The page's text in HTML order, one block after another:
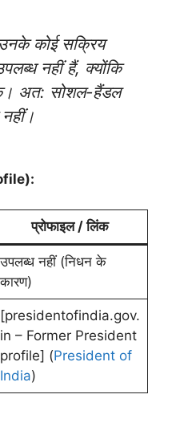
कोई सक्रिय
नहीं हैं, क्योंकि
अत: सोशल-हैंडल
प्रोफाइल / लिंक
उपलब्ध नहीं (निधन के
कारण)
[presidentofindia.gov.
in – Former President
profile] (President of
India)